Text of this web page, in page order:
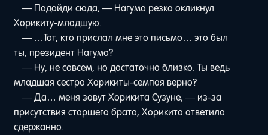
— Подойди сюда, — Нагумо резко окликнул
Хорикиту-младшую.
— …Тот, кто прислал мне это письмо… это был
ты, президент Нагумо?
— Ну, не совсем, но достаточно близко. Ты ведь
младшая сестра Хорикиты-семпая верно?
— Да… меня зовут Хорикита Сузуне, — из-за
присутствия старшего брата, Хорикита ответила
сдержанно.